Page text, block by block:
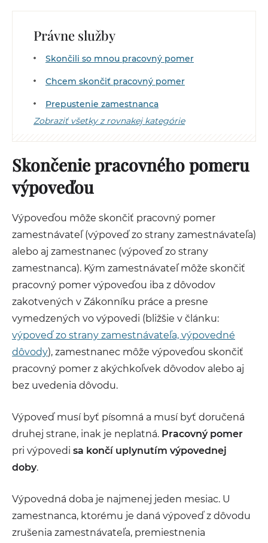
Právne služby
Skončili so mnou pracovný pomer
Chcem skončiť pracovný pomer
Prepustenie zamestnanca
Zobraziť všetky z rovnakej kategórie
Skončenie pracovného pomeru
výpoveďou
Výpoveďou môže skončiť pracovný pomer
zamestnávateľ (výpoveď zo strany zamestnávateľa)
alebo aj zamestnanec (výpoveď zo strany
zamestnanca). Kým zamestnávateľ môže skončiť
pracovný pomer výpoveďou iba z dôvodov
zakotvených v Zákonníku práce a presne
vymedzených vo výpovedi (bližšie v článku:
výpoveď zo strany zamestnávateľa, výpovedné
dôvody), zamestnanec môže výpoveďou skončiť
pracovný pomer z akýchkoľvek dôvodov alebo aj
bez uvedenia dôvodu.
Výpoveď musí byť písomná a musí byť doručená
druhej strane, inak je neplatná. Pracovný pomer
pri výpovedi sa končí uplynutím výpovednej
doby.
Výpovedná doba je najmenej jeden mesiac. U
zamestnanca, ktorému je daná výpoveď z dôvodu
zrušenia zamestnávateľa, premiestnenia